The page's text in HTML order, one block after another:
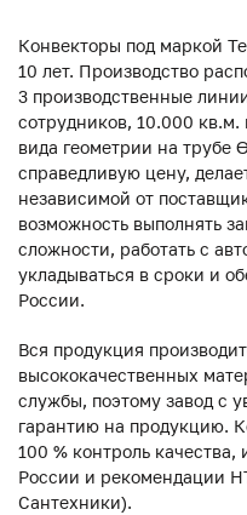
Конвекторы под маркой
10 лет. Производство
3 производственные
сотрудников, 10.000
вида геометрии на трубе
справедливую цену,
независимой от
возможность выполнять
сложности, работать с
укладываться в сроки и
России.
Вся продукция
высококачественных
службы, поэтому завод с
гарантию на продукцию.
100 % контроль
России и рекомендации
Сантехники).